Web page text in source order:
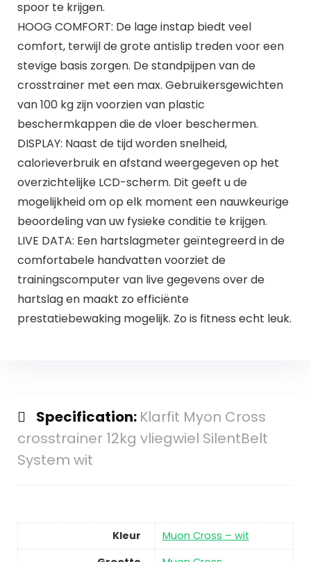
spoor te krijgen.
HOOG COMFORT: De lage instap biedt veel
comfort, terwijl de grote antislip treden voor een
stevige basis zorgen. De standpijpen van de
crosstrainer met een max. Gebruikersgewichten
van 100 kg zijn voorzien van plastic
beschermkappen die de vloer beschermen.
DISPLAY: Naast de tijd worden snelheid,
calorieverbruik en afstand weergegeven op het
overzichtelijke LCD-scherm. Dit geeft u de
mogelijkheid om op elk moment een nauwkeurige
beoordeling van uw fysieke conditie te krijgen.
LIVE DATA: Een hartslagmeter geïntegreerd in de
comfortabele handvatten voorziet de
trainingscomputer van live gegevens over de
hartslag en maakt zo efficiënte
prestatiebewaking mogelijk. Zo is fitness echt leuk.
Specification: Klarfit Myon Cross
crosstrainer 12kg vliegwiel SilentBelt
System wit
Kleur
Muon Cross – wit